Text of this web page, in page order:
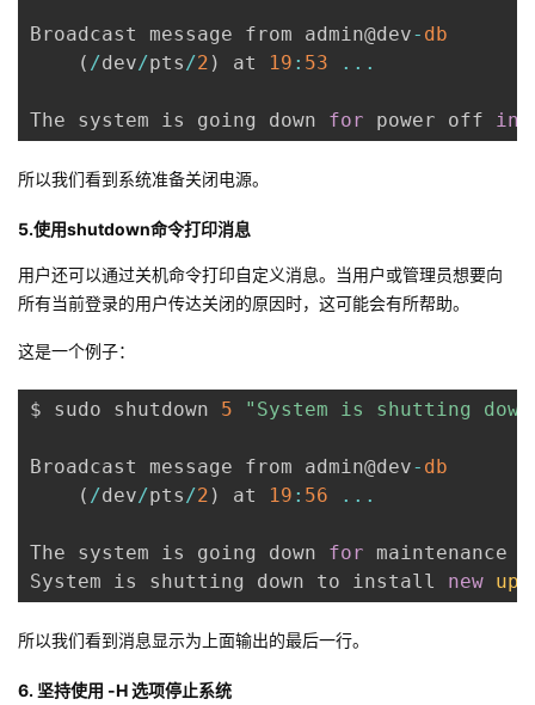
Broadcast message from admin@dev- db
( /dev/pts/2 ) at 19 : 53 ...
The system is going down for power off in
所以我们看到系统准备关闭电源。
5.使用shutdown命令打印消息
用户还可以通过关机命令打印自定义消息。当用户或管理员想要向
所有当前登录的用户传达关闭的原因时，这可能会有所帮助。
这是一个例子：
$ sudo shutdown 5 "System is shutting
Broadcast message from admin@dev- db
( /dev/pts/2 ) at 19 : 56 ...
The system is going down for maintenance
System is shutting down to install new
所以我们看到消息显示为上面输出的最后一行。
6. 坚持使用 -H 选项停止系统